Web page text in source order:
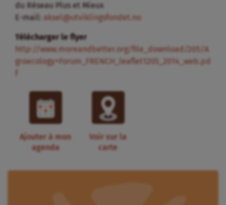
du Réseau Plus et Mieux
E-mail: aksel@utviklingsfondet.no
Télécharger le flyer
http://www.moreandbetter.org/file_download/205/A
groecology+Forum_FRENCH_leaflet1205_2014_web.pd
Ajouter à mon
agenda
Voir sur la
carte